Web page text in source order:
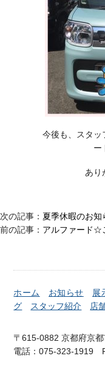
今後も、スタッ
ー
あり
次の記事： 夏季休暇のお知
前の記事： アルファード☆
ホーム お知らせ 展
グ
スタッフ紹介 店
〒615-0882 京都府京
電話：075-323-1919